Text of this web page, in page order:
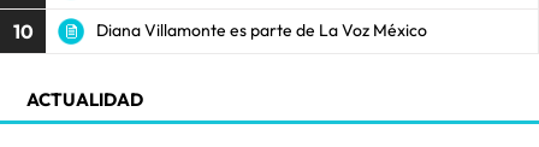
10 Diana Villamonte es parte de La Voz México
ACTUALIDAD